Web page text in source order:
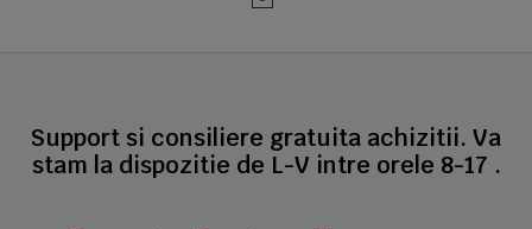
Support si consiliere gratuita achizitii. Va
stam la dispozitie de L-V intre orele 8-17 .